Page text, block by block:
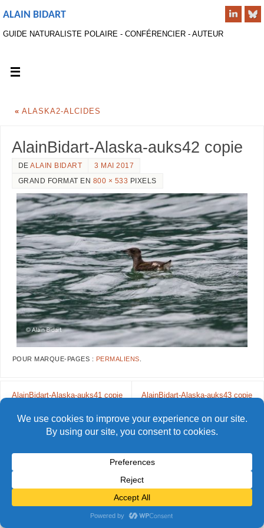
ALAIN BIDART
GUIDE NATURALISTE POLAIRE - CONFÉRENCIER - AUTEUR
« ALASKA2-ALCIDES
AlainBidart-Alaska-auks42 copie
DEALAIN BIDART
3 MAI 2017
GRAND FORMAT EN 800 × 533 PIXELS
POUR MARQUE-PAGES : PERMALIENS
AlainBidart-Alaska-auks41 copie AlainBidart-Alaska-auks43 copie